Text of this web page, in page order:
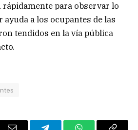
rápidamente para observar lo
a los ocupantes de las
tendidos en la vía pública